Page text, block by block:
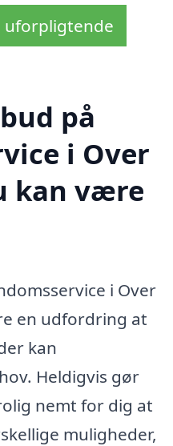
uforpligtende
på
i Over
kan være
i Over
en udfordring at
kan
Heldigvis gør
nemt for dig at
muligheder,